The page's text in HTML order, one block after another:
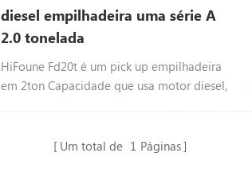
diesel empilhadeira uma série A
2.0 tonelada
HiFoune Fd20t é um pick up empilhadeira
em 2ton Capacidade que usa motor diesel,
conoscopara mais Informações.
Um total de 1 Páginas